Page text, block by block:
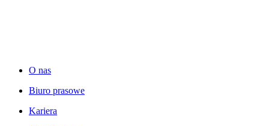
O nas
Biuro prasowe
Kariera